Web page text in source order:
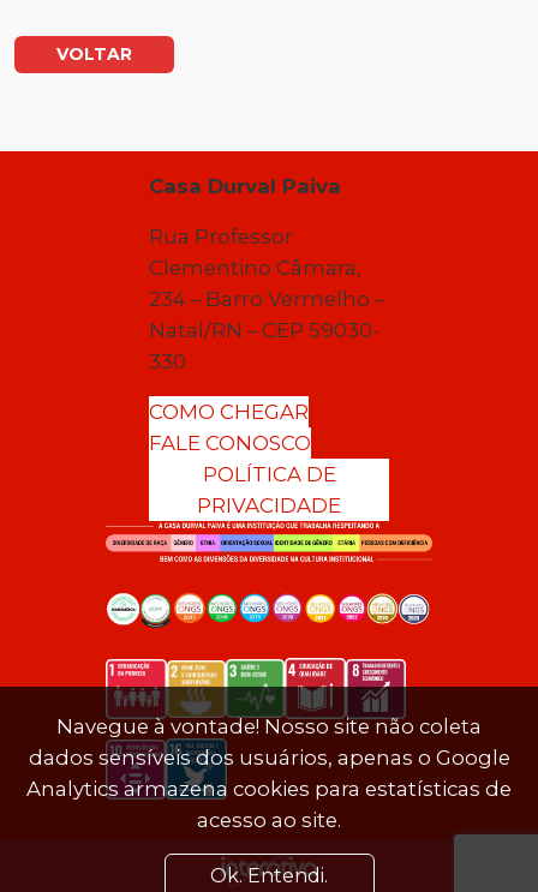
VOLTAR
Casa Durval Paiva
Rua Professor
Clementino Câmara,
234 – Barro Vermelho –
Natal/RN – CEP 59030-
330
COMO CHEGAR
FALE CONOSCO
POLÍTICA DE
PRIVACIDADE
Navegue à vontade! Nosso site não coleta
dados sensíveis dos usuários, apenas o Google
Analytics armazena cookies para estatísticas de
acesso ao site.
Ok. Entendi.